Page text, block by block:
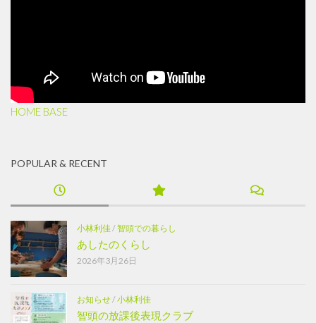
HOME BASE
POPULAR & RECENT
小林利佳/智頭での暮らし
あしたのくらし
2026年3月26日
お知らせ/小林利佳
智頭の放課後表現クラブ